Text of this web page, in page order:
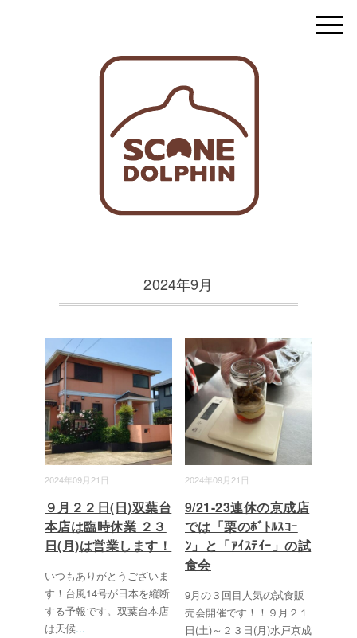
2024年9月
2024年09月21日
９月２２日(日)双葉台
本店は臨時休業 ２３
日(月)は営業します！
いつもありがとうございま
す！台風14号が日本を縦断
する予報です。双葉台本店
は天候...
2024年09月21日
9/21-23連休の京成店
では「栗のﾎﾞﾄﾙｽｺｰ
ﾝ」と「ｱｲｽﾃｲｰ」の試
食会
9月の３回目人気の試食販
売会開催です！！９月２１
日(土)～２３日(月)水戸京成